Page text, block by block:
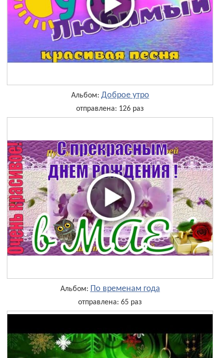
Альбом: Доброе утро
отправлена: 126 раз
Альбом: По временам года
отправлена: 65 раз